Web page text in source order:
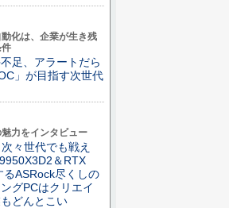
化は、企業が生き残
件
足、アラートだら
」が目指す次世代
力をインタビュー
々世代でも戦え
＆RTX
ASRock尽くしの
グPCはクリエイ
どんとこい